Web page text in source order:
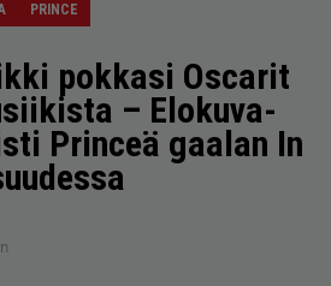
PRINCE
pokkasi Oscarit
– Elokuva-
Princeä gaalan In